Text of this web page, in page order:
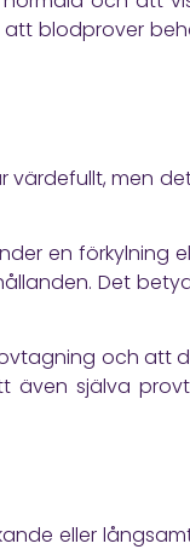
blodprover
värdefullt, men
en förkylning
Det
och att
även själva
eller